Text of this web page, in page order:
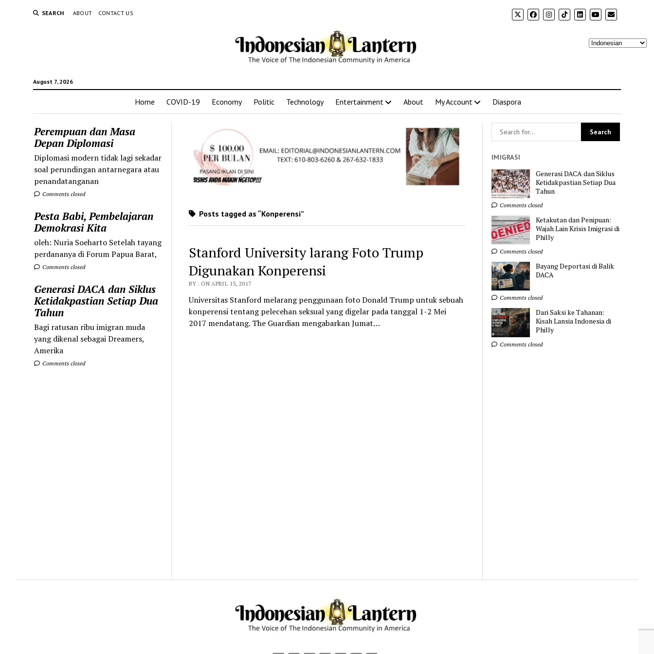
SEARCH ABOUT CONTACT US
August 7, 2026
Home COVID-19 Economy Politic Technology Entertainment About My Account Diaspora
Perempuan dan Masa
Depan Diplomasi
Diplomasi modern tidak lagi sekadar
soal perundingan antarnegara atau
penandatanganan
Comments closed
Pesta Babi, Pembelajaran
Demokrasi Kita
oleh: Nuria Soeharto Setelah tayang
perdananya di Forum Papua Barat,
Comments closed
Generasi DACA dan Siklus
Ketidakpastian Setiap Dua
Tahun
Bagi ratusan ribu imigran muda
yang dikenal sebagai Dreamers,
Amerika
Comments closed
Posts tagged as “Konperensi”
Stanford University larang Foto Trump
Digunakan Konperensi
BY . ON APRIL 15, 2017
Universitas Stanford melarang penggunaan foto Donald Trump untuk sebuah
konperensi tentang pelecehan seksual yang digelar pada tanggal 1-2 Mei
2017 mendatang. The Guardian mengabarkan Jumat…
IMIGRASI
Generasi DACA dan Siklus
Ketidakpastian Setiap Dua
Tahun
Comments closed
Ketakutan dan Penipuan:
Wajah Lain Krisis Imigrasi di
Philly
Comments closed
Bayang Deportasi di Balik
DACA
Comments closed
Dari Saksi ke Tahanan:
Kisah Lansia Indonesia di
Philly
Comments closed